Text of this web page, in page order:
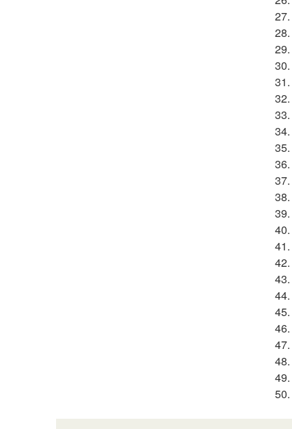
27.
28.
29.
30.
31.
32.
33.
34.
35.
36.
37.
38.
39.
40.
41.
42.
43.
44.
45.
46.
47.
48.
49.
50.